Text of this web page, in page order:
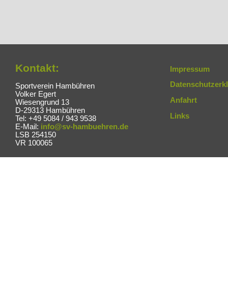
Kontakt:
Sportverein Hambühren
Volker Egert
Wiesengrund 13
D-29313 Hambühren
Tel: +49 5084 / 943 9538
E-Mail: info@sv-hambuehren.de
LSB 254150
VR 100065
Impressum
Anfahrt
Links